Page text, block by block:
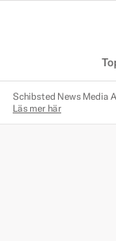
Schibsted News Media
Läs mer här